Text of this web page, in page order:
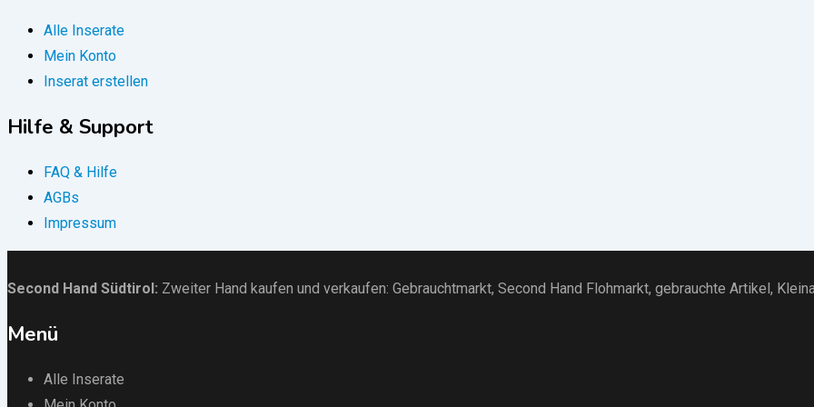
Alle Inserate
Mein Konto
Inserat erstellen
Hilfe & Support
FAQ & Hilfe
AGBs
Impressum
Second Hand Südtirol : Zweiter Hand kaufen und verkaufen: Gebrauchtmarkt, Second Hand Flohmarkt, gebrauchte Artikel ,
Menü
Alle Inserate